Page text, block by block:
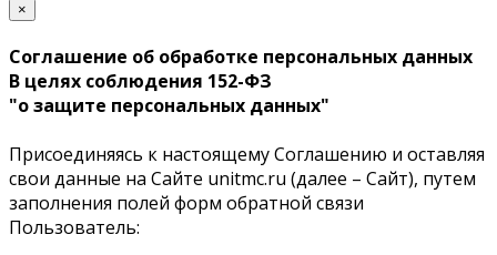
×
Соглашение об обработке персональных данных
В целях соблюдения 152-ФЗ
"о защите персональных данных"
Присоединяясь к настоящему Соглашению и оставляя
свои данные на Сайте unitmc.ru (далее – Сайт), путем
заполнения полей форм обратной связи
Пользователь: